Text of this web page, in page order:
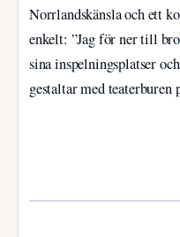
Norrlandskänsla och ett
enkelt: ”Jag för ner till
sina inspelningsplatser
gestaltar med teaterburen